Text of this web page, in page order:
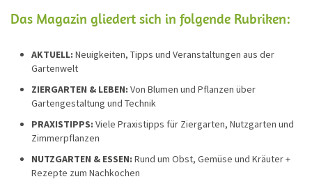
Das Magazin gliedert sich in folgende Rubriken:
AKTUELL: Neuigkeiten, Tipps und Veranstaltungen aus der
Gartenwelt
ZIERGARTEN & LEBEN: Von Blumen und Pflanzen über
Gartengestaltung und Technik
PRAXISTIPPS: Viele Praxistipps für Ziergarten, Nutzgarten und
Zimmerpflanzen
NUTZGARTEN & ESSEN: Rund um Obst, Gemüse und Kräuter +
Rezepte zum Nachkochen